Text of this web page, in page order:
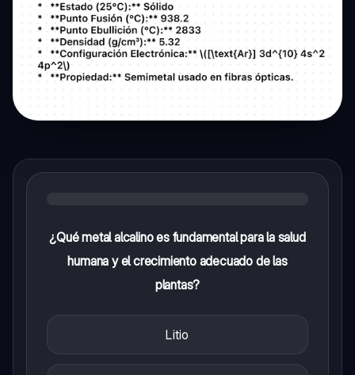
¿Qué metal alcalino es fundamental para la salud
humana y el crecimiento adecuado de las
plantas?
Litio